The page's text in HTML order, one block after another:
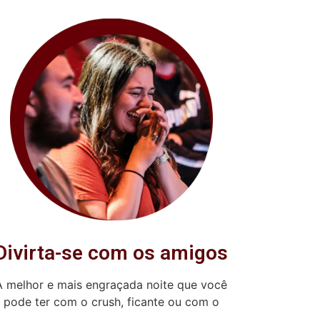
se com os amigos
melhor e mais engraçada noite que você
pode ter com o crush, ficante ou com o